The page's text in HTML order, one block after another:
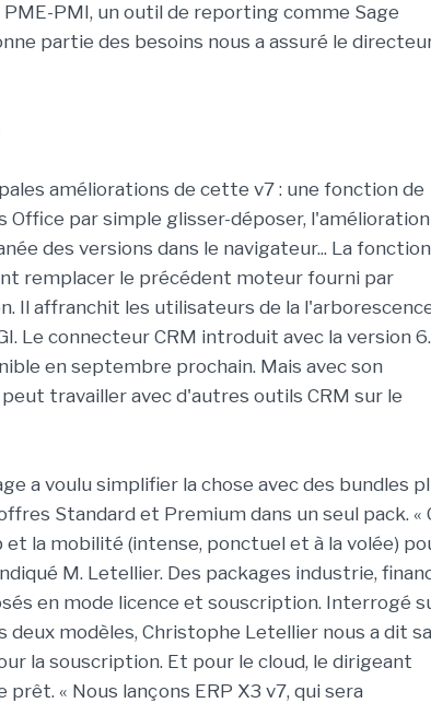
PMI, un outil de reporting comme Sage
partie des besoins nous a assuré le
améliorations de cette v7 : une fonction de
par simple glisser-déposer, l'amélioration
des versions dans le navigateur... La fonction
remplacer le précédent moteur fourni par
Il affranchit les utilisateurs de la
Le connecteur CRM introduit avec la version
en septembre prochain. Mais avec son
travailler avec d'autres outils CRM sur le
a voulu simplifier la chose avec des bundles
Standard et Premium dans un seul pack. «
la mobilité (intense, ponctuel et à la volée)
M. Letellier. Des packages industrie,
en mode licence et souscription. Interrogé
modèles, Christophe Letellier nous a dit
la souscription. Et pour le cloud, le dirigeant
« Nous lançons ERP X3 v7, qui sera